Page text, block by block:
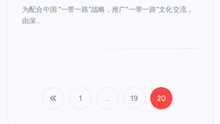
为配合中国 “一带一路”战略，推广“一带一路”文化交流，
由深…
文
1 … 19 20